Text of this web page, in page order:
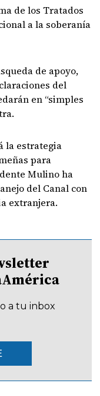
de los Tratados
a la soberanía
de apoyo,
del
en “simples
la estrategia
para
Mulino ha
del Canal con
extranjera.
a tu inbox